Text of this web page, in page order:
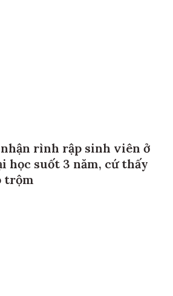
nhận rình rập sinh viên ở
học suốt 3 năm, cứ thấy
trộm